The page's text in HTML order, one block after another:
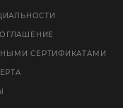
СЕРТИФИКАТАМИ